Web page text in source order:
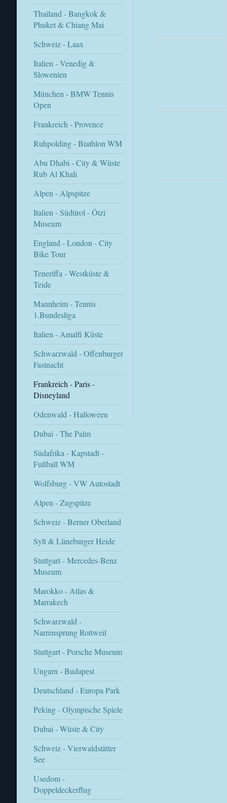
Thailand - Bangkok &
Phuket & Chiang Mai
Schweiz - Laax
Italien - Venedig &
Slowenien
München - BMW Tennis
Open
Frankreich - Provence
Ruhpolding - Biathlon WM
Abu Dhabi - City & Wüste
Rub Al Khali
Alpen - Alpspitze
Italien - Südtirol - Ötzi
Museum
England - London - City
Bike Tour
Teneriffa - Westküste &
Teide
Mannheim - Tennis
1.Bundesliga
Italien - Amalfi Küste
Schwarzwald - Offenburger
Fastnacht
Frankreich - Paris -
Disneyland
Odenwald - Halloween
Dubai - The Palm
Südafrika - Kapstadt -
Fußball WM
Wolfsburg - VW Autostadt
Alpen - Zugspitze
Schweiz - Berner Oberland
Sylt & Lüneburger Heide
Stuttgart - Mercedes-Benz
Museum
Marokko - Atlas &
Marrakech
Schwarzwald -
Narrensprung Rottweil
Stuttgart - Porsche Museum
Ungarn - Budapest
Deutschland - Europa Park
Peking - Olympische Spiele
Dubai - Wüste & City
Schweiz - Vierwaldstätter
See
Usedom -
Doppeldeckerflug